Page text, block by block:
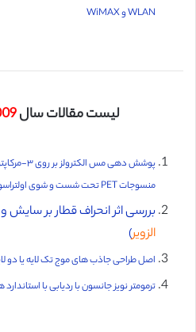
WLAN و WiMAX
لیست مقالات سال
پوشش دهی
منسوجات PET تحت شست و شوی اولتراسونیک (
بررسی اثر انحراف قطار بر
الزویر)
اصل طراحی جاذب های موج تک لایه یا دو
ترمومتر نویز جانسون با ردیابی با